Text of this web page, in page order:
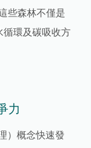
些森林不僅是
循環及碳吸收方
力
）概念快速發